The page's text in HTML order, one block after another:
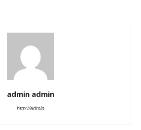
admin admin
http://admin